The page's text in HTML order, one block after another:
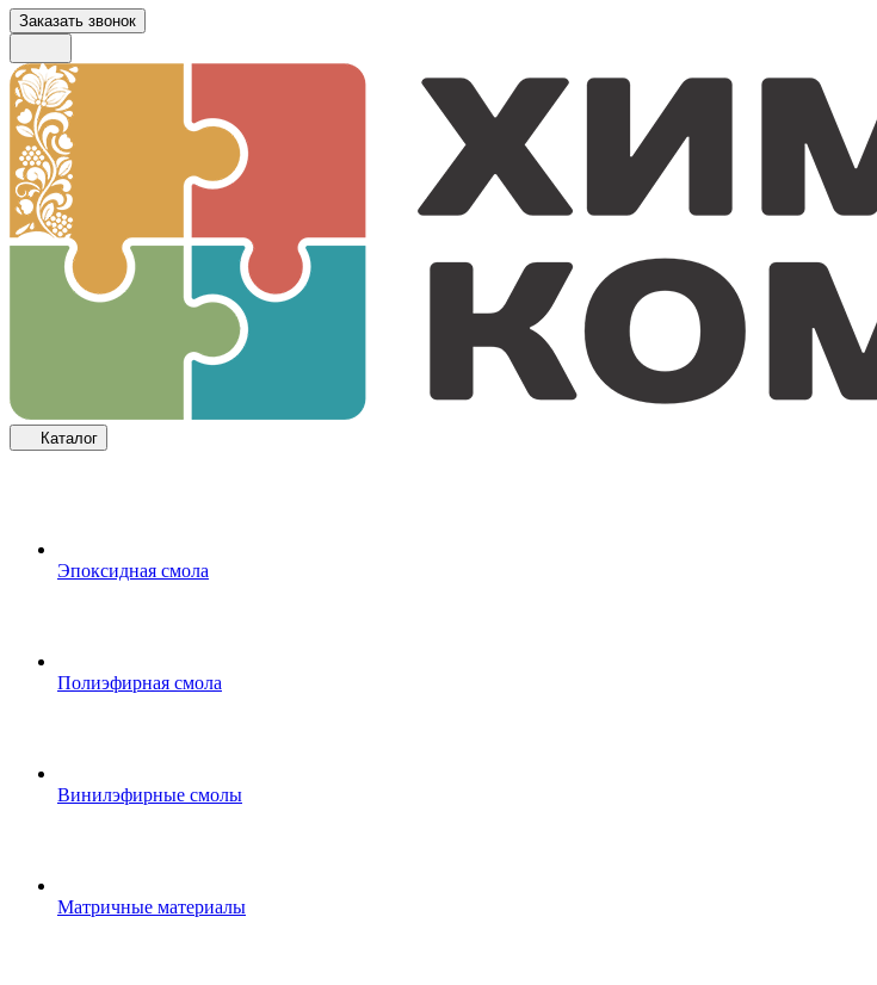
Заказать звонок
Каталог
Эпоксидная смола
Полиэфирная смола
Винилэфирные смолы
Матричные материалы